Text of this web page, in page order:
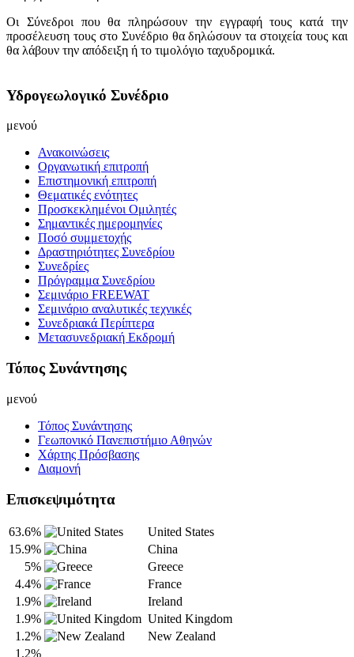
Οι Σύνεδροι που θα πληρώσουν την εγγραφή τους κατά την
προσέλευση τους στο Συνέδριο θα δηλώσουν τα στοιχεία τους και
θα λάβουν την απόδειξη ή το τιμολόγιο ταχυδρομικά.
Υδρογεωλογικό Συνέδριο
μενού
Ανακοινώσεις
Οργανωτική επιτροπή
Επιστημονική επιτροπή
Θεματικές ενότητες
Προσκεκλημένοι Ομιλητές
Σημαντικές ημερομηνίες
Ποσό συμμετοχής
Δραστηριότητες Συνεδρίου
Συνεδρίες
Πρόγραμμα Συνεδρίου
Σεμινάριο FREEWAT
Σεμινάριο αναλυτικές τεχνικές
Συνεδριακά Περίπτερα
Μετασυνεδριακή Εκδρομή
Τόπος Συνάντησης
μενού
Τόπος Συνάντησης
Γεωπονικό Πανεπιστήμιο Αθηνών
Χάρτης Πρόσβασης
Διαμονή
Επισκεψιμότητα
63.6%
United States
15.9%
China
5%
Greece
4.4%
France
1.9%
Ireland
1.9%
United Kingdom
1.2%
New Zealand
1.2%